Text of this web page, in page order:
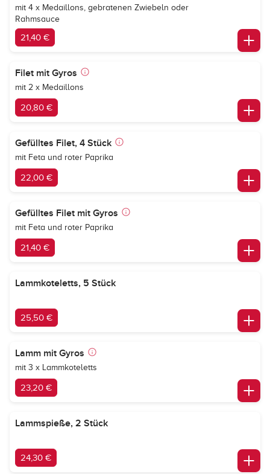
mit 4 x Medaillons, gebratenen Zwiebeln oder
Rahmsauce
21,40 €
Filet mit Gyros
mit 2 x Medaillons
20,80 €
Gefülltes Filet, 4 Stück
mit Feta und roter Paprika
22,00 €
Gefülltes Filet mit Gyros
mit Feta und roter Paprika
21,40 €
Lammkoteletts, 5 Stück
25,50 €
Lamm mit Gyros
mit 3 x Lammkoteletts
23,20 €
Lammspieße, 2 Stück
24,30 €